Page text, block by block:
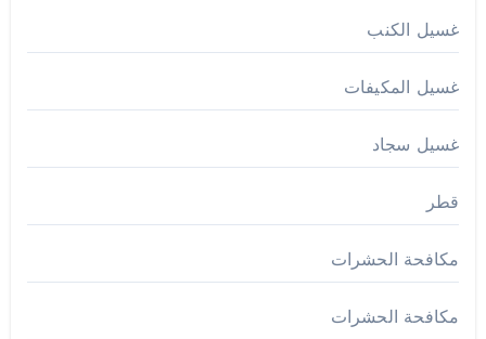
غسيل الكنب
غسيل المكيفات
غسيل سجاد
قطر
مكافحة الحشرات
مكافحة الحشرات